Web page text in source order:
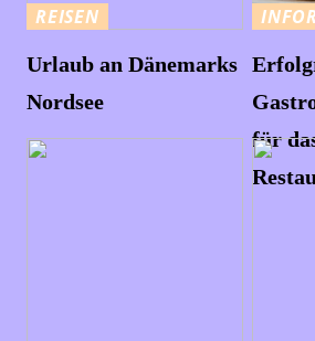
REISEN
Urlaub an Dänemarks
Nordsee
für